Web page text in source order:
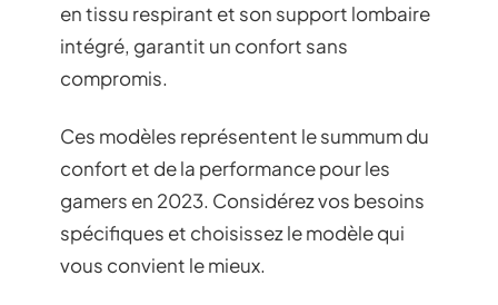
en tissu respirant et son support lombaire
intégré, garantit un confort sans
compromis.
Ces modèles représentent le summum du
confort et de la performance pour les
gamers en 2023. Considérez vos besoins
spécifiques et choisissez le modèle qui
vous convient le mieux.